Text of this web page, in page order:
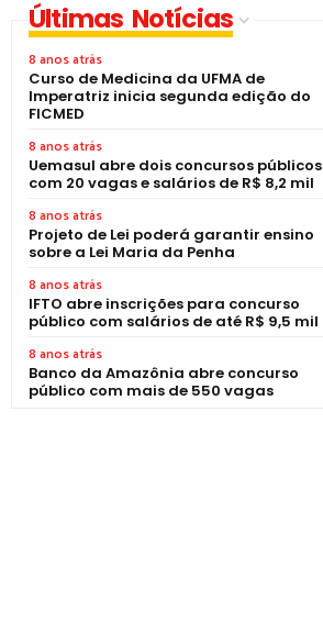
Últimas Notícias
8 anos atrás
Curso de Medicina da UFMA de
Imperatriz inicia segunda edição do
FICMED
8 anos atrás
Uemasul abre dois concursos públicos
com 20 vagas e salários de R$ 8,2 mil
8 anos atrás
Projeto de Lei poderá garantir ensino
sobre a Lei Maria da Penha
8 anos atrás
IFTO abre inscrições para concurso
público com salários de até R$ 9,5 mil
8 anos atrás
Banco da Amazônia abre concurso
público com mais de 550 vagas